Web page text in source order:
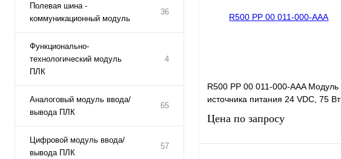
Полевая шина -
коммуникационный модуль
36
Функционально-
технологический модуль
ПЛК
4
Аналоговый модуль ввода/
вывода ПЛК
65
Цифровой модуль ввода/
вывода ПЛК
57
R500 PP 00 011-000-AAA Модуль
источника питания 24 VDC, 75 Вт
Цена по запросу